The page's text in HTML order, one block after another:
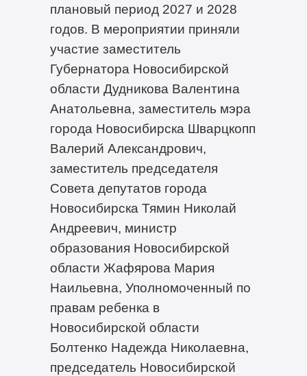
плановый период 2027 и 2028
годов. В мероприятии приняли
участие заместитель
Губернатора Новосибирской
области Дудникова Валентина
Анатольевна, заместитель мэра
города Новосибирска Шварцкопп
Валерий Александрович,
заместитель председателя
Совета депутатов города
Новосибирска Тямин Николай
Андреевич, министр
образования Новосибирской
области Жафярова Мария
Наильевна, Уполномоченный по
правам ребенка в
Новосибирской области
Болтенко Надежда Николаевна,
председатель Новосибирской